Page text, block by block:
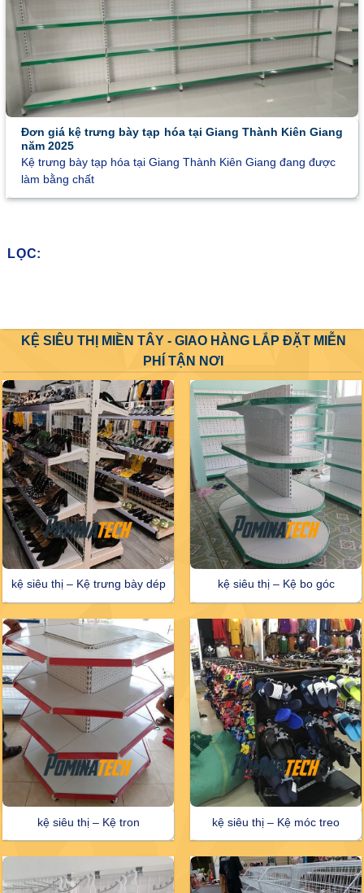
LỌC:
Đơn giá kệ trưng bày tạp hóa tại Giang Thành Kiên Giang
năm 2025
Kệ trưng bày tạp hóa tại Giang Thành Kiên Giang đang được
làm bằng chất
KỆ SIÊU THỊ MIỀN TÂY - GIAO HÀNG LẮP ĐẶT MIỄN
PHÍ TẬN NƠI
kệ siêu thị – Kệ trưng bày dép kệ siêu thị – Kệ bo góc
kệ siêu thị – Kệ tron kệ siêu thị – Kệ móc treo